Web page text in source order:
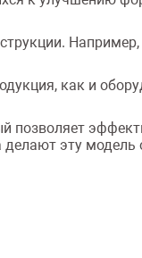
как и
позволяет
делают эту